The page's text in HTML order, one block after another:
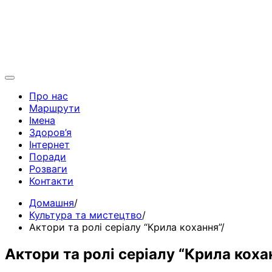
Про нас
Маршрути
Імена
Здоров’я
Інтернет
Поради
Розваги
Контакти
Домашня
Культура та мистецтво
Актори та ролі серіалу “Крила кохання”
Актори та ролі серіалу “Крила